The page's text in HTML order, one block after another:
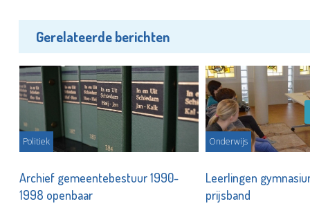
Gerelateerde berichten
Politiek
Archief gemeentebestuur 1990-
1998 openbaar
Onderwijs
Leerlingen
prijsband